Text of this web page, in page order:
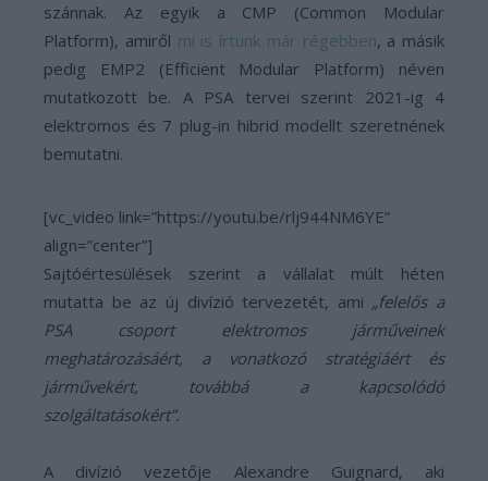
szánnak. Az egyik a CMP (Common Modular
Platform), amiről mi is írtunk már régebben, a másik
pedig EMP2 (Efficient Modular Platform) néven
mutatkozott be. A PSA tervei szerint 2021-ig 4
elektromos és 7 plug-in hibrid modellt szeretnének
bemutatni.
[vc_video link=”https://youtu.be/rlj944NM6YE”
align=”center”]
Sajtóértesülések szerint a vállalat múlt héten
mutatta be az új divízió tervezetét, ami „felelős a
PSA csoport elektromos járműveinek
meghatározásáért, a vonatkozó stratégiáért és
járművekért, továbbá a kapcsolódó
szolgáltatásokért”.
A divízió vezetője Alexandre Guignard, aki